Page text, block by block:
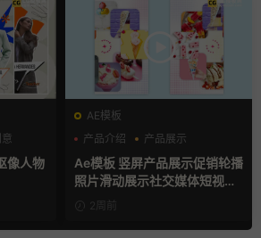
像人物
AE模板
产品介绍
产品展示
卡通模板
Ae模板 竖屏产品展示促销轮播
照片滑动展示社交媒体短视频
片头2周前